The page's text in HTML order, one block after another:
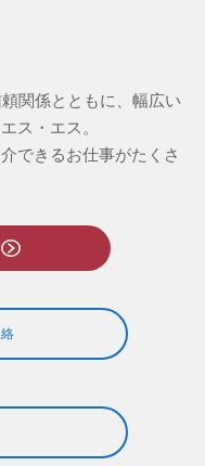
関係とともに、幅広い
ス・エス。
できるお仕事がたくさ